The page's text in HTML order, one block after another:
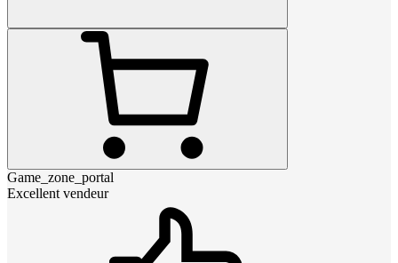
Game_zone_portal
Excellent vendeur